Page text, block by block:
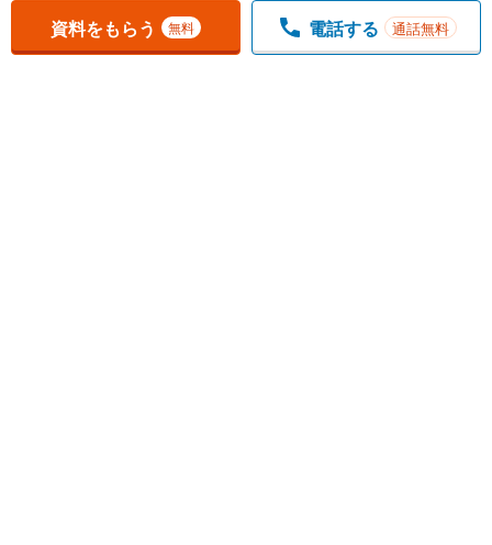
資料をもらう 無料 電話する 通話無料